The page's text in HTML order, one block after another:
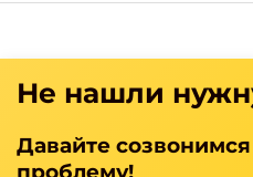
Не нашли
Давайте